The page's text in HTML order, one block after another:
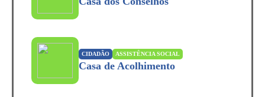
CIDADÃO ASSISTÊNCIA SOCIAL
Casa de Acolhimento